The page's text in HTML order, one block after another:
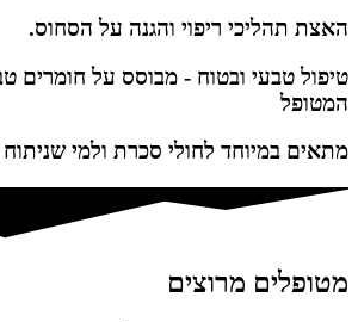
האצת תהליכי ריפוי והגנה על הסחוס.
טיפול טבעי ובטוח - מבוסס על חומרים
המטופל
מתאים במיוחד לחולי סכרת ולמי
מטופלים מרוצים